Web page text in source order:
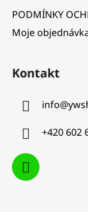
PODMÍNKY
Moje
Kontakt
info@
+420 602